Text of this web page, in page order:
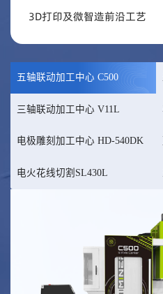
3D打印及微智造前沿工艺
五轴联动加工中心 C500
三轴联动加工中心 V11L
电极雕刻加工中心 HD-540DK
电火花线切割SL430L